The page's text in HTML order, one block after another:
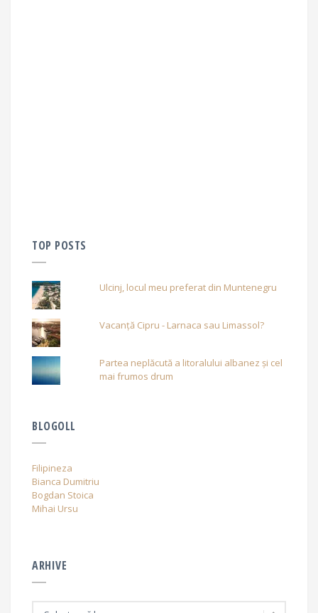
TOP POSTS
Ulcinj, locul meu preferat din Muntenegru
Vacanță Cipru - Larnaca sau Limassol?
Partea neplăcută a litoralului albanez și cel
mai frumos drum
BLOGOLL
Filipineza
Bianca Dumitriu
Bogdan Stoica
Mihai Ursu
ARHIVE